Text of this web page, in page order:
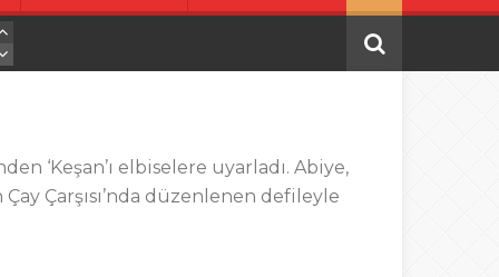
‘Keşan’ı elbiselere uyarladı. Abiye,
Çarşısı’nda düzenlenen defileyle